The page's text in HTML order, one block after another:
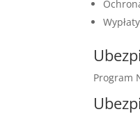
Program